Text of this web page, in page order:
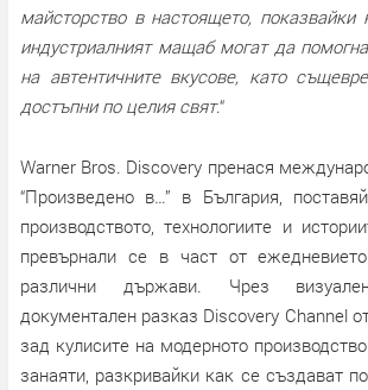
майсторство в настоящето, показвайки
индустриалният мащаб могат да
на автентичните вкусове, като
достъпни по целия свят.“
Warner Bros. Discovery пренася
“Произведено в…” в България,
производството, технологиите и
превърнали се в част от
различни държави. Чрез
документален разказ Discovery Channel
зад кулисите на модерното
занаяти, разкривайки как се създават